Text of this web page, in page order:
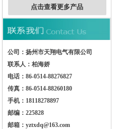
点击查看更多产品
公司：扬州市天翔电气有限公司
联系人：柏海娇
电话：86-0514-88276827
传真：86-0514-88260180
手机：18118278897
邮编：225828
邮箱：yztxdq@163.com